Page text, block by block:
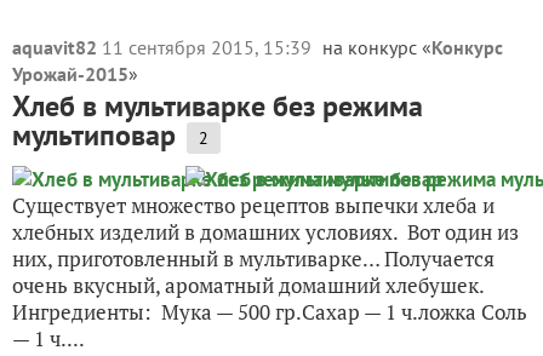
aquavit82 11 сентября 2015, 15:39 на конкурс «Конкурс
Урожай-2015»
Хлеб в мультиварке без режима
мультиповар 2
Существует множество рецептов выпечки хлеба и
хлебных изделий в домашних условиях. Вот один из
них, приготовленный в мультиварке… Получается
очень вкусный, ароматный домашний хлебушек.
Ингредиенты: Мука — 500 гр.Сахар — 1 ч.ложка Соль
— 1 ч....